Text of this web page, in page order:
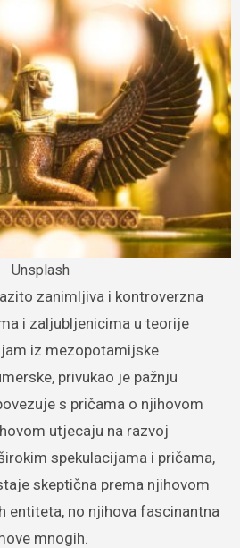
Unsplash
i zaljubljenicima u teorije
iz mezopotamijske
privukao je pažnju
s pričama o njihovom
utjecaju na razvoj
spekulacijama i pričama,
skeptična prema njihovom
entiteta, no njihova fascinantna
mnogih.